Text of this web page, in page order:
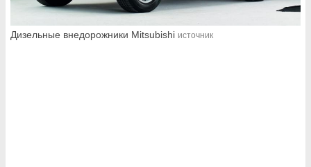
Дизельные внедорожники Mitsubishi источник